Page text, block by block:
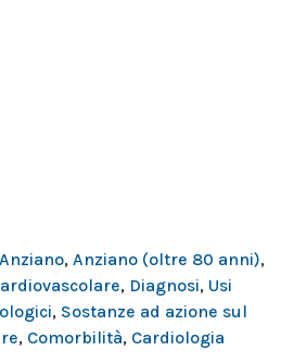
Anziano, Anziano (oltre 80 anni),
, Diagnosi, Usi
, Sostanze ad azione sul
, Comorbilità, Cardiologia